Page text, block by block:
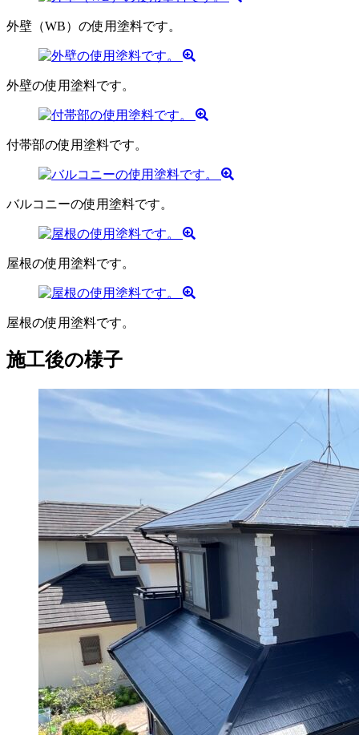
外壁（WB）の使用塗料です。
外壁の使用塗料です。
付帯部の使用塗料です。
バルコニーの使用塗料です。
屋根の使用塗料です。
屋根の使用塗料です。
施工後の様子